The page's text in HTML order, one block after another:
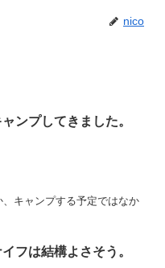
nico
ンプしてきました。
キャンプする予定ではなか
フは結構よさそう。